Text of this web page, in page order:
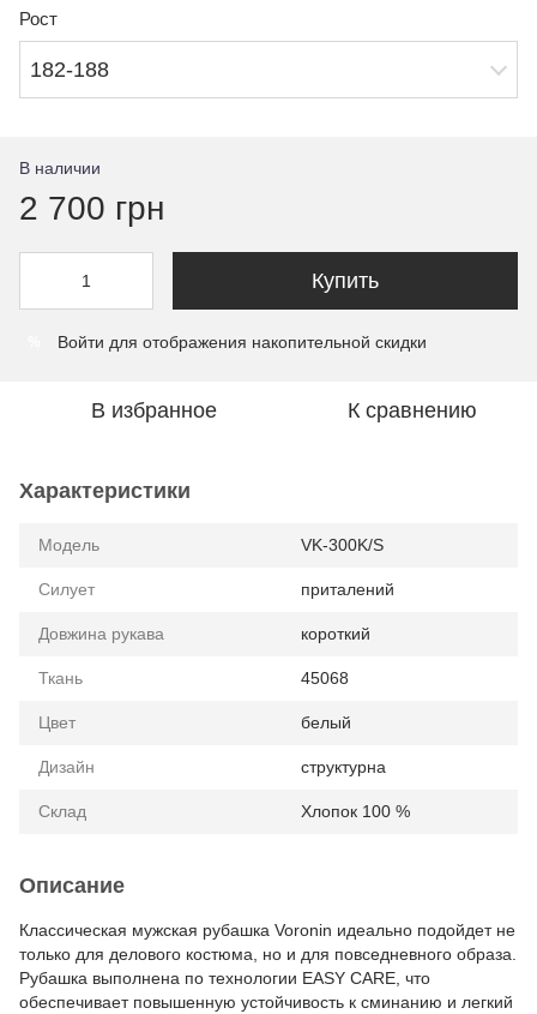
Рост
182-188
В наличии
2 700 грн
Купить
Войти для отображения накопительной скидки
В избранное К сравнению
Характеристики
Модель VK-300K/S
Силует приталений
Довжина рукава короткий
Ткань 45068
Цвет белый
Дизайн структурна
Склад Хлопок 100 %
Описание
Классическая мужская рубашка Voronin идеально подойдет не
только для делового костюма, но и для повседневного образа.
Рубашка выполнена по технологии EASY CARE, что
обеспечивает повышенную устойчивость к сминанию и легкий